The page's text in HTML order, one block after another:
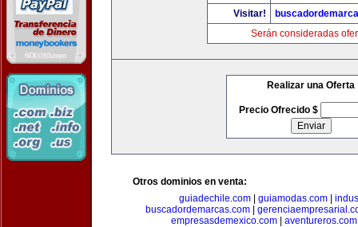
Visitar!
Serán consideradas
Realizar una Oferta
Precio Ofrecido $
Otros dominios en venta:
guiadechile.com
guiamodas.com
buscadordemarcas.com|
empresasdemexico.com| aventureros.com